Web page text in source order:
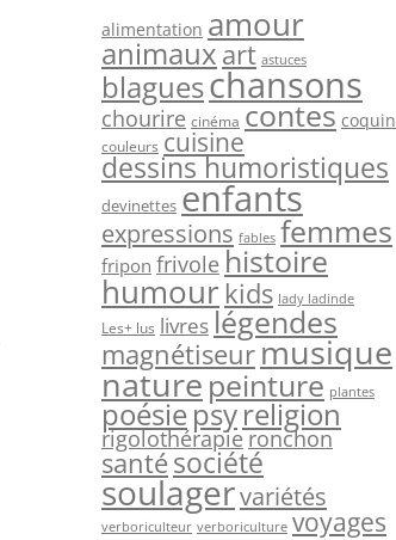
alimentation amour
animauxart astuces
blagueschansons
chourire cinéma contes coquin
couleurs cuisine
dessins humoristiques
devinettes enfants
expressions fables femmes
fripon frivole histoire
humour kids lady ladinde
Les+ lus livreslégendes
magnétiseurmusique
naturepeinture plantes
poésiepsyreligion
rigolothérapieronchon
santésociété
soulagervariétés
verboriculteur verboriculture voyages